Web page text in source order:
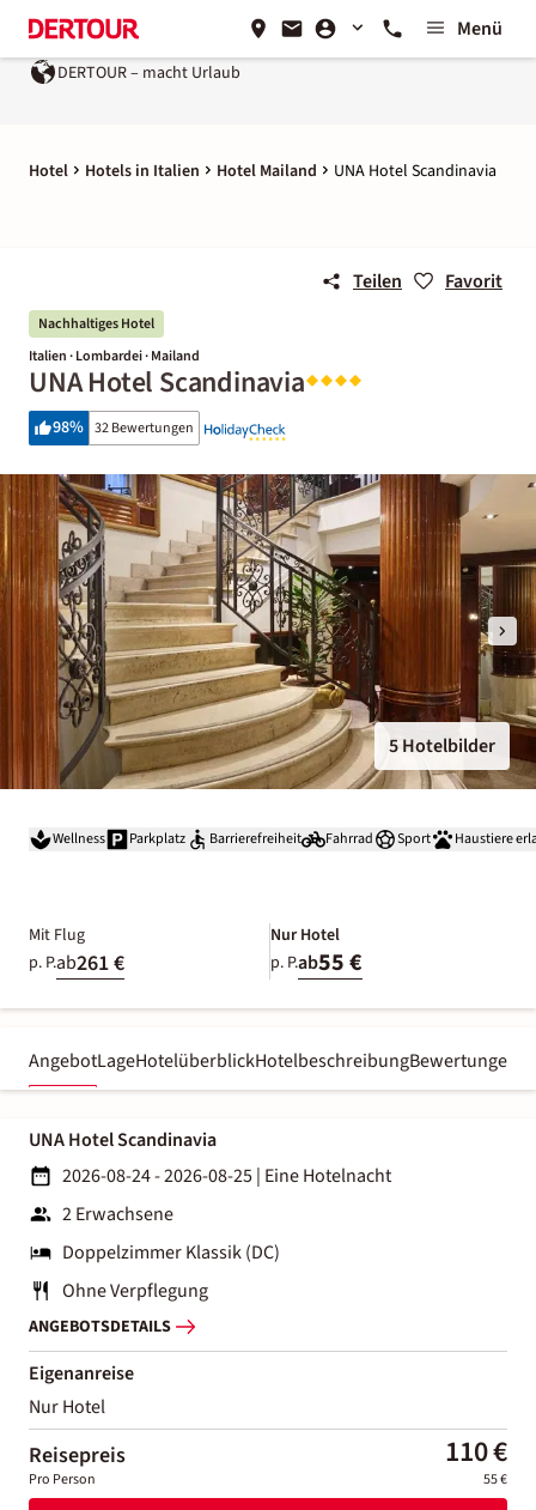
Menü
DERTOUR – macht Urlaub
Hotel Hotels in Italien Hotel Mailand UNA Hotel Scandinavia
Teilen Favorit
Nachhaltiges Hotel
Italien · Lombardei · Mailand
UNA Hotel Scandinavia
98% 32 Bewertungen
5 Hotelbilder
Wellness Parkplatz Barrierefreiheit Fahrrad Sport Haustiere
Mit Flug
p. P.ab261 €
Nur Hotel
p. P.ab55 €
AngebotLageHotelüberblickHotelbeschreibungBewertungen
UNA Hotel Scandinavia
2026-08-24 - 2026-08-25| Eine Hotelnacht
2 Erwachsene
Doppelzimmer Klassik (DC)
Ohne Verpflegung
ANGEBOTSDETAILS
Eigenanreise
Nur Hotel
Reisepreis 110 €
Pro Person 55 €